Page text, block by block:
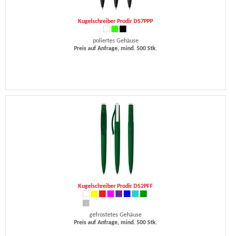
Kugelschreiber Prodir DS7PPP
poliertes Gehäuse
Preis auf Anfrage, mind. 500 Stk.
Kugelschreiber Prodir DS2PFF
gefrostetes Gehäuse
Preis auf Anfrage, mind. 500 Stk.